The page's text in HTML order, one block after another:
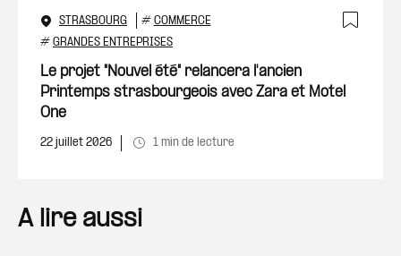
STRASBOURG # COMMERCE
# GRANDES ENTREPRISES
Le projet "Nouvel été" relancera l'ancien
Printemps strasbourgeois avec Zara et Motel
One
22 juillet 2026 1 min de lecture
A lire aussi